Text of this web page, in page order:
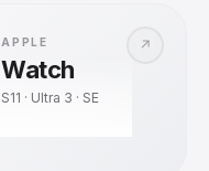
↗
APPLE
Watch
S11 · Ultra 3 · SE